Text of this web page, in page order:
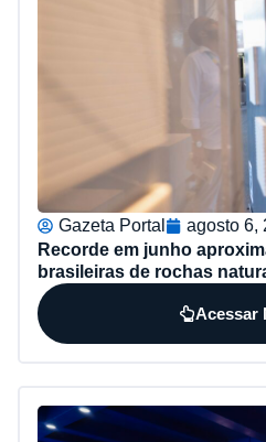
Gazeta Portal agosto 6,
Recorde em junho
brasileiras de rochas
Acessar